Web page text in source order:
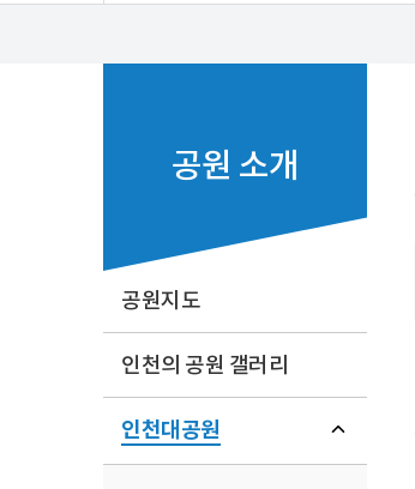
공원 소개
공원지도
인천의 공원 갤러리
인천대공원